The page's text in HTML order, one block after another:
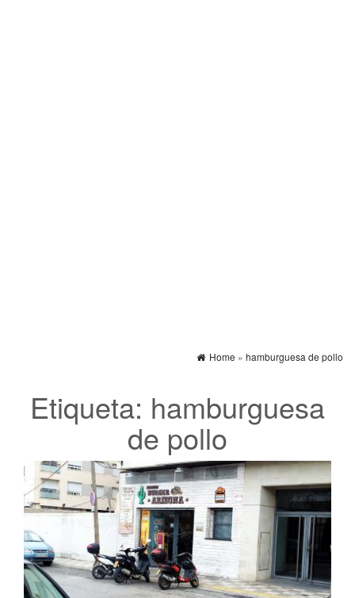
Home » hamburguesa de pollo
Etiqueta: hamburguesa
de pollo